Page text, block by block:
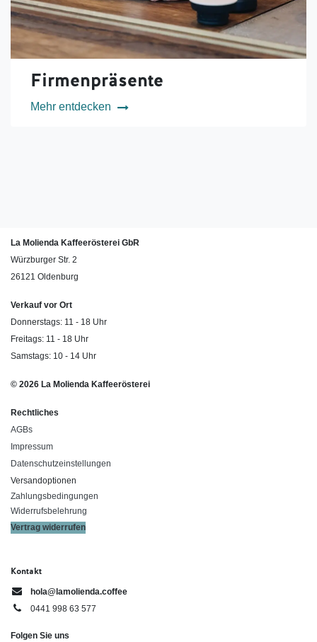
Firmenpräsente
Mehr entdecken
La Molienda Kaffeerösterei GbR
Würzburger Str. 2
26121 Oldenburg
Verkauf vor Ort
Donnerstags: 11 - 18 Uhr
Freitags: 11 - 18 Uhr
Samstags: 10 - 14 Uhr
© 2026 La Molienda Kaffeerösterei
Rechtliches
AGBs
Impressum
Datenschutzeinstellungen
Versandoptionen
Zahlungsbedingungen
Widerrufsbelehrung
Vertrag widerrufen
Kontakt
hola@lamolienda.coffee
0441 998 63 577
Folgen Sie uns